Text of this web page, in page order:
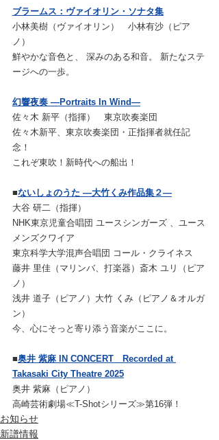
ブラームス：ヴァイオリン・ソナタ集
小林美樹（ヴァイオリン）　小林有沙（ピア
ノ）
鮮やかな音色と、 深みのある和音。 新たなステ
ージへの一歩。
幻響夜奏 ―Portraits In Wind―
佐々木 新平（指揮）　東京吹奏楽団
佐々木新平、東京吹奏楽団・正指揮者就任記
念！
これぞ東吹！新時代への船出！
■ないしょのうた ―大竹くみ作品集２―
大谷 研二（指揮）
NHK東京児童合唱団 ユースシンガーズ 、ユース
メンズクワイア
東京科学大学混声合唱団 コール・クライネス
藤井 里佳（マリンバ、打楽器）斎木 ユリ（ピア
ノ）
浅井 道子（ピアノ）大竹 くみ（ピアノ＆オルガ
ン）
今、心にそっと寄り添う音楽がここに。
■奥井 紫麻 IN CONCERT　Recorded at
Takasaki City Theatre 2025
奥井 紫麻（ピアノ）
高崎芸術劇場≪T-Shotシリーズ≫第16弾！
お知らせ
新譜情報